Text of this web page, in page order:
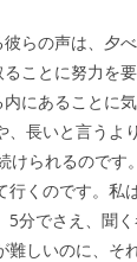
らの声は、夕
ことに努力を
にあることに
、長いと言うよ
けられるのです
行くのです。私
分でさえ、聞
難しいのに、そ